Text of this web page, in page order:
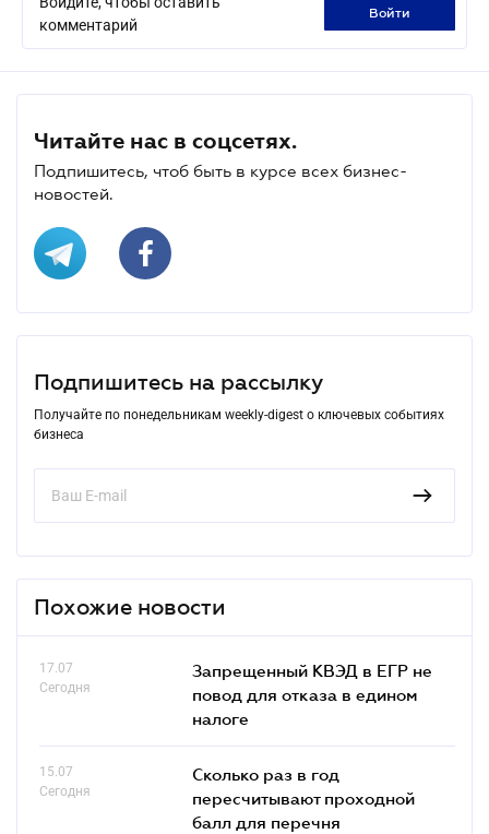
комментарий
войти
Читайте нас в соцсетях.
Подпишитесь, чтоб быть в курсе всех бизнес-
новостей.
Подпишитесь на рассылку
Получайте по понедельникам weekly-digest о ключевых событиях
бизнеса
Похожие новости
17.07
Сегодня
Запрещенный КВЭД в ЕГР не
повод для отказа в едином
налоге
15.07
Сегодня
Сколько раз в год
пересчитывают проходной
балл для перечня